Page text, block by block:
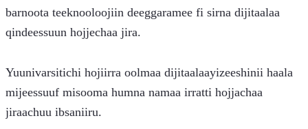
barnoota teeknooloojiin deeggaramee fi sirna dijitaalaa
qindeessuun hojjechaa jira.
Yuunivarsitichi hojiirra oolmaa dijitaalaayizeeshinii haala
mijeessuuf misooma humna namaa irratti hojjachaa
jiraachuu ibsaniiru.